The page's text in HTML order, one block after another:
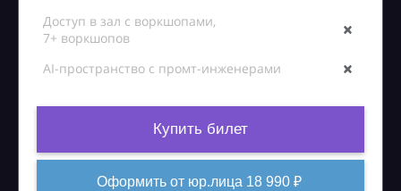
Доступ в зал с воркшопами,
7+ воркшопов
AI-пространство с промт-инженерами
Купить билет
Оформить от юр.лица 18 990 ₽